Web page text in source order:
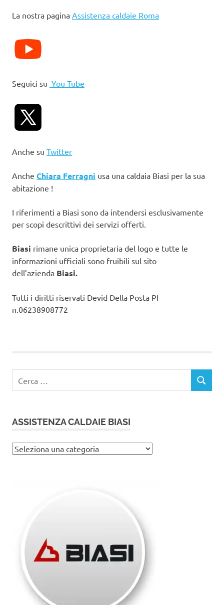
La nostra pagina Assistenza caldaie Roma
Seguici su You Tube
Anche su Twitter
Anche Chiara Ferragni usa una caldaia Biasi per la sua
abitazione !
I riferimenti a Biasi sono da intendersi esclusivamente
per scopi descrittivi dei servizi offerti.
Biasi rimane unica proprietaria del logo e tutte le
informazioni ufficiali sono fruibili sul sito
dell’azienda Biasi.
Tutti i diritti riservati Devid Della Posta PI
n.06238908772
per:
CERCA
ASSISTENZA CALDAIE BIASI
Assistenza